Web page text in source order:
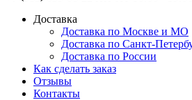
Доставка
Доставка по Москве и МО
Доставка по Санкт-
Доставка по России
Как сделать заказ
Отзывы
Контакты